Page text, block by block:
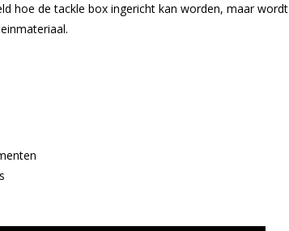
hoe de tackle box ingericht kan worden, maar wordt